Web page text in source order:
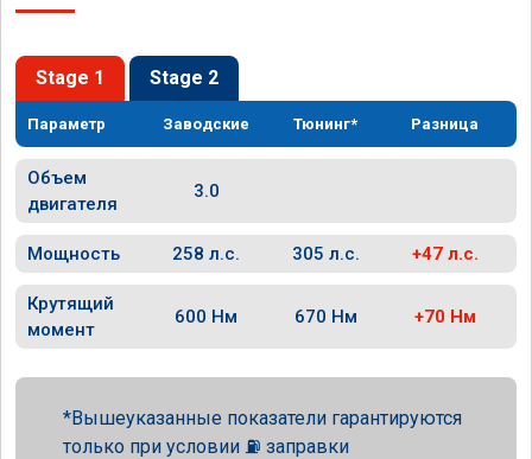
Stage 1 Stage 2
Параметр Заводские Тюнинг* Разница
Объем
двигателя
3.0
Мощность 258 л.с. 305 л.с. +47 л.с.
Крутящий
момент
600 Нм 670 Нм +70 Нм
Вышеуказанные показатели гарантируются
только при условии ⛽ заправки